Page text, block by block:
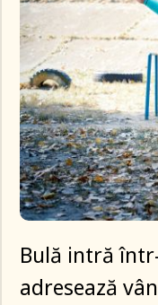
Bulă intră
adresează